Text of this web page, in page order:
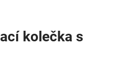
kolečka s